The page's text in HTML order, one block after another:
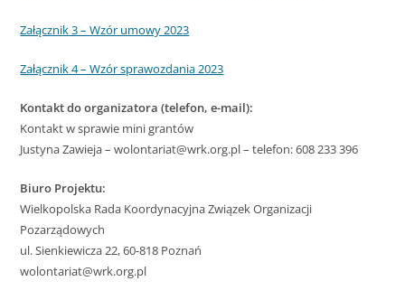
Załącznik 3 – Wzór umowy 2023
Załącznik 4 – Wzór sprawozdania 2023
Kontakt do organizatora (telefon, e-mail):
Kontakt w sprawie mini grantów
Justyna Zawieja – wolontariat@wrk.org.pl – telefon: 608 233 396
Biuro Projektu:
Wielkopolska Rada Koordynacyjna Związek Organizacji
Pozarządowych
ul. Sienkiewicza 22, 60-818 Poznań
wolontariat@wrk.org.pl